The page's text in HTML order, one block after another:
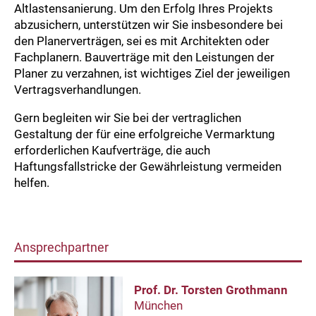
Altlastensanierung. Um den Erfolg Ihres Projekts
abzusichern, unterstützen wir Sie insbesondere bei
den Planerverträgen, sei es mit Architekten oder
Fachplanern. Bauverträge mit den Leistungen der
Planer zu verzahnen, ist wichtiges Ziel der jeweiligen
Vertragsverhandlungen.
Gern begleiten wir Sie bei der vertraglichen
Gestaltung der für eine erfolgreiche Vermarktung
erforderlichen Kaufverträge, die auch
Haftungsfallstricke der Gewährleistung vermeiden
helfen.
Ansprechpartner
Prof. Dr. Torsten Grothmann
München